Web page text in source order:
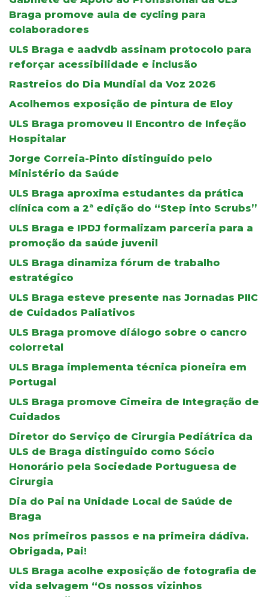
Braga promove aula de cycling para
colaboradores
ULS Braga e aadvdb assinam protocolo para
reforçar acessibilidade e inclusão
Rastreios do Dia Mundial da Voz 2026
Acolhemos exposição de pintura de Eloy
ULS Braga promoveu II Encontro de Infeção
Hospitalar
Jorge Correia-Pinto distinguido pelo
Ministério da Saúde
ULS Braga aproxima estudantes da prática
clínica com a 2ª edição do “Step into Scrubs”
ULS Braga e IPDJ formalizam parceria para a
promoção da saúde juvenil
ULS Braga dinamiza fórum de trabalho
estratégico
ULS Braga esteve presente nas Jornadas PIIC
de Cuidados Paliativos
ULS Braga promove diálogo sobre o cancro
colorretal
ULS Braga implementa técnica pioneira em
Portugal
ULS Braga promove Cimeira de Integração de
Cuidados
Diretor do Serviço de Cirurgia Pediátrica da
ULS de Braga distinguido como Sócio
Honorário pela Sociedade Portuguesa de
Cirurgia
Dia do Pai na Unidade Local de Saúde de
Braga
Nos primeiros passos e na primeira dádiva.
Obrigada, Pai!
ULS Braga acolhe exposição de fotografia de
vida selvagem “Os nossos vizinhos